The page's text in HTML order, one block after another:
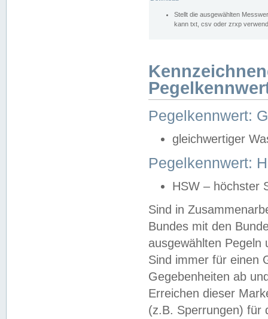
Stellt die ausgewählten
kann txt, csv oder zrxp
Pegelkennwert:
gleichwertiger
Pegelkennwert:
HSW – höchster
Sind in
Bundes mit den
ausgewählten
Sind immer für einen
Gegebenheiten ab
Erreichen dieser
(z.B. Sperrungen) für